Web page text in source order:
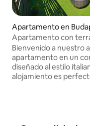
Apartamento en
Apartamento con
Toscana +
Bienvenido a nuestro
apartamento en un
diseñado al estilo
alojamiento es
complejo está